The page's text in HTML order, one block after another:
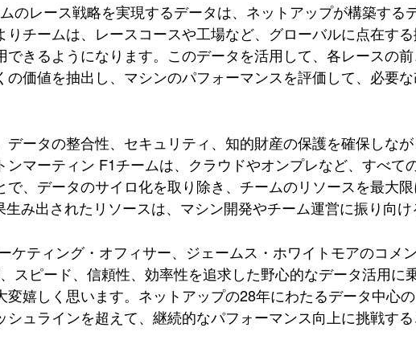
のレース戦略を実現するデータは、ネットアップが構築する
りチームは、レースコースや工場など、グローバルに点在す
できるようになります。このデータを活用して、各レースの
価値を抽出し、マシンのパフォーマンスを評価して、必要
データの整合性、セキュリティ、知的財産の保護を確保しな
マーティン F1チームは、クラウドやオンプレなど、すべて
で、データのサイロ化を取り除き、チームのリソースを最大
み出されたリソースは、マシン開発やチーム運営に振り向け
ケティング・オフィサー、ジェームス・ホワイトモアのコメ
スピード、信頼性、効率性を追求した野心的なデータ活用に
変嬉しく思います。ネットアップの28年にわたるデータ中心
シュラインを超えて、継続的なパフォーマンス向上に挑戦す